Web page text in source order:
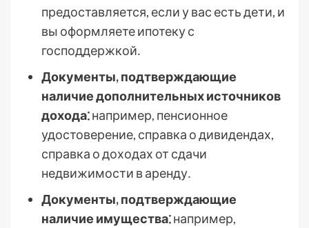
предоставляется, если у вас есть дети, и
вы оформляете ипотеку с
господдержкой․
Документы, подтверждающие
наличие дополнительных источников
дохода⁚например, пенсионное
удостоверение, справка о дивидендах,
справка о доходах от сдачи
недвижимости в аренду․
Документы, подтверждающие
наличие имущества⁚например,